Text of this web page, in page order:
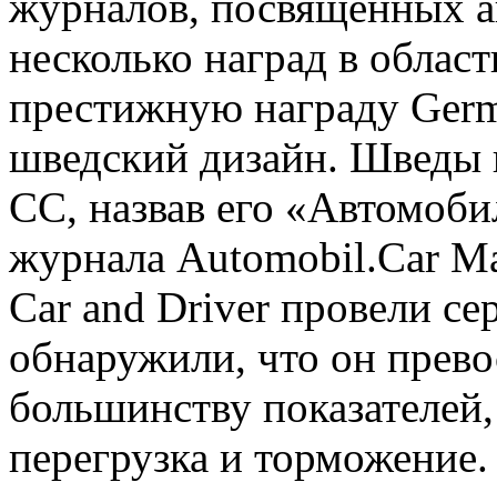
несколько наград в
престижную награду
шведский дизайн. Шведы
CC, назвав его
журнала Automobil.Car
Car and Driver провели
обнаружили, что он
большинству
перегрузка и торможение.